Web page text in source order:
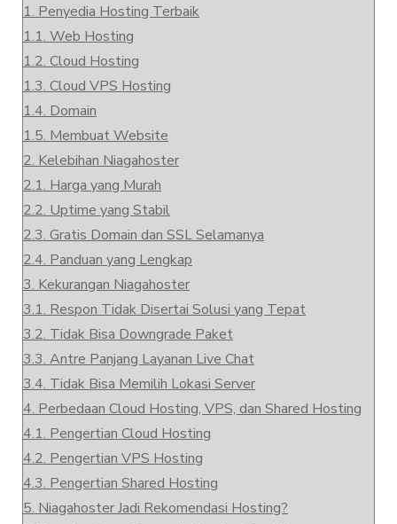
1.Penyedia Hosting Terbaik
1.1.Web Hosting
1.2.Cloud Hosting
1.3.Cloud VPS Hosting
1.4.Domain
1.5.Membuat Website
2.Kelebihan Niagahoster
2.1.Harga yang Murah
2.2.Uptime yang Stabil
2.3.Gratis Domain dan SSL Selamanya
2.4.Panduan yang Lengkap
3.Kekurangan Niagahoster
3.1.Respon Tidak Disertai Solusi yang Tepat
3.2.Tidak Bisa Downgrade Paket
3.3.Antre Panjang Layanan Live Chat
3.4.Tidak Bisa Memilih Lokasi Server
4.Perbedaan Cloud Hosting, VPS, dan Shared Hosting
4.1.Pengertian Cloud Hosting
4.2.Pengertian VPS Hosting
4.3.Pengertian Shared Hosting
5.Niagahoster Jadi Rekomendasi Hosting?